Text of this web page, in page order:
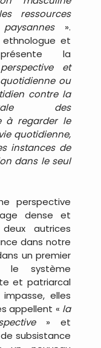
ressources
».
ethnologue et
la
perspective et
ou
contre la
des
à regarder le
quotidienne,
instances de
dans le seul
perspective
dense et
autrices
dans notre
un premier
le système
et patriarcal
elles
appellent « la
» et
subsistance